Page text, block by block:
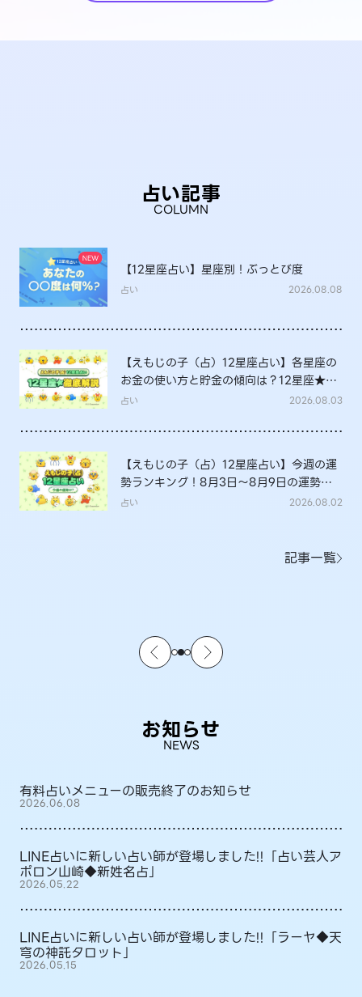
占い記事
COLUMN
【12星座占い】星座別！ぶっとび度
占い 2026.08.08
【えもじの子（占）12星座占い】各星座の
お金の使い方と貯金の傾向は？12星座★徹
底解説
占い 2026.08.03
【えもじの子（占）12星座占い】今週の運
勢ランキング！8月3日～8月9日の運勢
は？
占い 2026.08.02
記事一覧
お知らせ
NEWS
有料占いメニューの販売終了のお知らせ
2026.06.08
LINE占いに新しい占い師が登場しました!!「占い芸人ア
ポロン山崎◆新姓名占」
2026.05.22
LINE占いに新しい占い師が登場しました!!「ラーヤ◆天
穹の神託タロット」
2026.05.15